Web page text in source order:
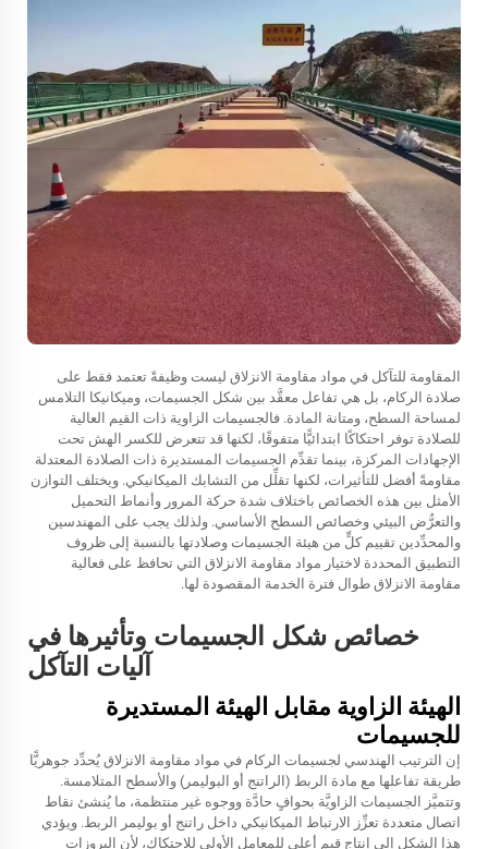
المقاومة للتآكل في مواد مقاومة الانزلاق ليست وظيفةً تعتمد فقط على
صلادة الركام، بل هي تفاعل معقَّد بين شكل الجسيمات، وميكانيكا التلامس
لمساحة السطح، ومتانة المادة. فالجسيمات الزاوية ذات القيم العالية
للصلادة توفر احتكاكًا ابتدائيًّا متفوقًا، لكنها قد تتعرض للكسر الهش تحت
الإجهادات المركزة، بينما تقدِّم الجسيمات المستديرة ذات الصلادة المعتدلة
مقاومةً أفضل للتأثيرات، لكنها تقلِّل من التشابك الميكانيكي. ويختلف التوازن
الأمثل بين هذه الخصائص باختلاف شدة حركة المرور وأنماط التحميل
والتعرُّض البيئي وخصائص السطح الأساسي. ولذلك يجب على المهندسين
والمحدِّدين تقييم كلٍّ من هيئة الجسيمات وصلادتها بالنسبة إلى ظروف
التطبيق المحددة لاختيار مواد مقاومة الانزلاق التي تحافظ على فعالية
مقاومة الانزلاق طوال فترة الخدمة المقصودة لها.
خصائص شكل الجسيمات وتأثيرها في
آليات التآكل
الهيئة الزاوية مقابل الهيئة المستديرة
للجسيمات
إن الترتيب الهندسي لجسيمات الركام في مواد مقاومة الانزلاق يُحدِّد جوهريًّا
طريقة تفاعلها مع مادة الربط (الراتنج أو البوليمر) والأسطح المتلامسة.
وتتميَّز الجسيمات الزاويَّة بحوافٍ حادَّة ووجوه غير منتظمة، ما يُنشئ نقاط
اتصال متعددة تعزِّز الارتباط الميكانيكي داخل راتنج أو بوليمر الربط. ويؤدي
هذا الشكل إلى إنتاج قيم أعلى للمعامل الأولي للاحتكاك، لأن البروزات